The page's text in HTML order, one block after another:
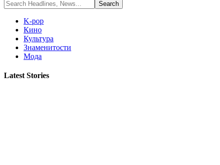
K-pop
Кино
Культура
Знаменитости
Мода
Latest Stories